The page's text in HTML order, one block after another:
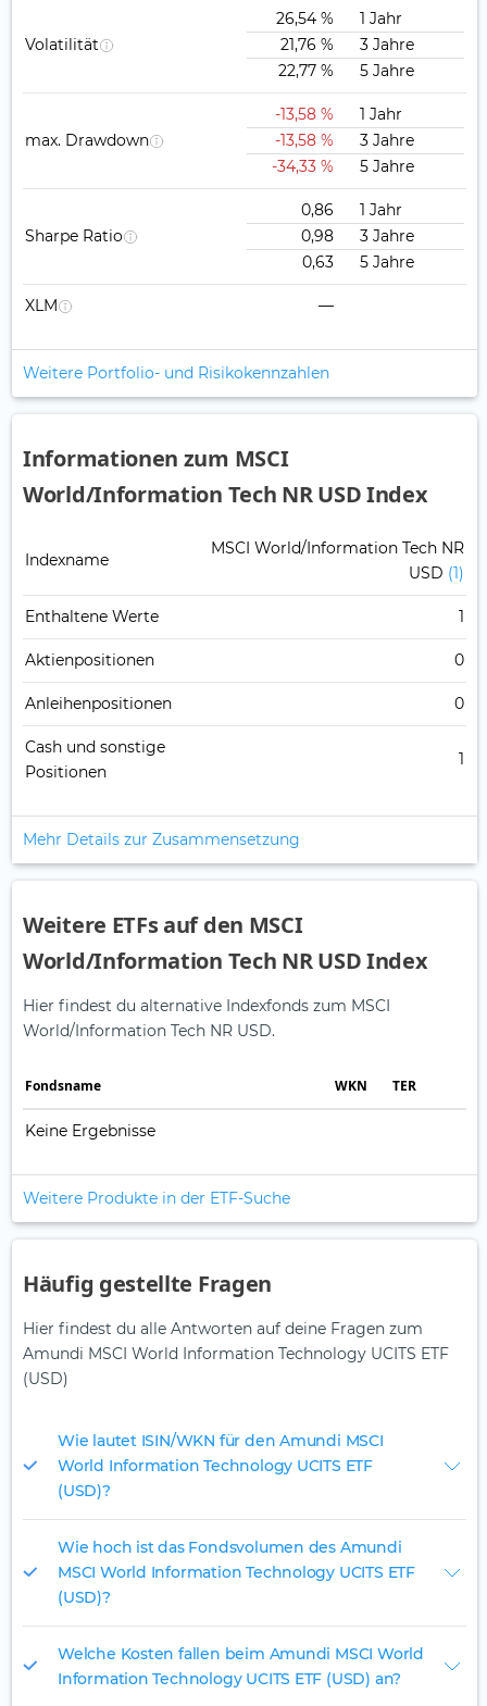
Volatilität
26,54 %
1 Jahr
21,76 %
3 Jahre
22,77 %
5 Jahre
max. Drawdown
-13,58 %
1 Jahr
-13,58 %
3 Jahre
-34,33 %
5 Jahre
Sharpe Ratio
0,86
1 Jahr
0,98
3 Jahre
0,63
5 Jahre
XLM —
Weitere Portfolio- und Risikokennzahlen
Informationen zum MSCI
World/Information Tech NR USD Index
Indexname
MSCI World/Information Tech NR
USD (1)
Enthaltene Werte 1
Aktienpositionen 0
Anleihenpositionen 0
Cash und sonstige
Positionen
1
Mehr Details zur Zusammensetzung
Weitere ETFs auf den MSCI
World/Information Tech NR USD Index
Hier findest du alternative Indexfonds zum MSCI
World/Information Tech NR USD.
Fonds­name WKN TER
Keine Ergebnisse
Weitere Produkte in der ETF-Suche
Häufig gestellte Fragen
Hier findest du alle Antworten auf deine Fragen zum
Amundi MSCI World Information Technology UCITS ETF
(USD)
Wie lautet ISIN/WKN für den Amundi MSCI
World Information Technology UCITS ETF
(USD)?
Wie hoch ist das Fondsvolumen des Amundi
MSCI World Information Technology UCITS ETF
(USD)?
Welche Kosten fallen beim Amundi MSCI World
Information Technology UCITS ETF (USD) an?